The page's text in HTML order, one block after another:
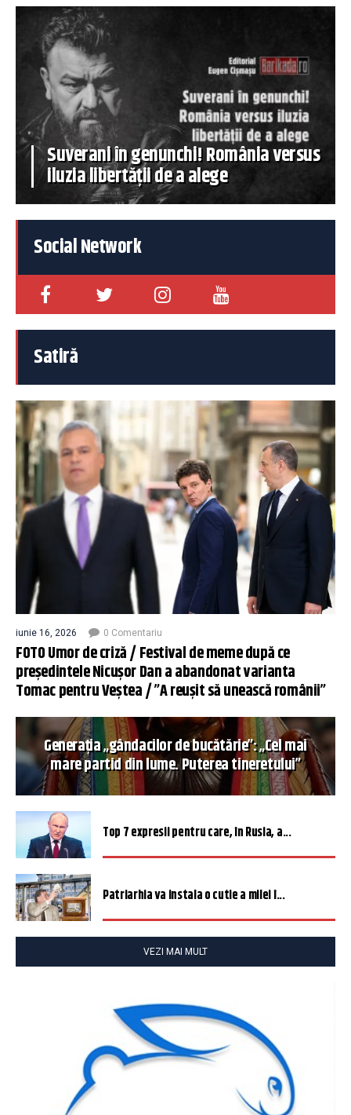
Suverani în genunchi! România versus
iluzia libertății de a alege
Social Network
Satiră
iunie 16, 2026 0 Comentariu
FOTO Umor de criză / Festival de meme după ce
președintele Nicușor Dan a abandonat varianta
Tomac pentru Veștea / ”A reușit să unească românii”
Generația „gândacilor de bucătărie”: „Cel mai
mare partid din lume. Puterea tineretului”
Top 7 expresii pentru care, în Rusia, a...
Patriarhia va instala o cutie a milei î...
VEZI MAI MULT